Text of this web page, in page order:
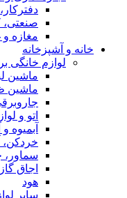
مغازه
خانه و آشپزخانه
لوازم خانگی
ماشین
ماشین
اتو و
آبمیوه
خردکن،
سماور،
اجاق
هود
سایر